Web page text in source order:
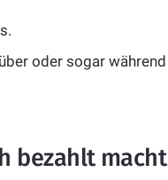
oder sogar
bezahlt macht